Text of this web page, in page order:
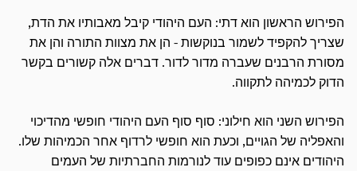
הפירוש הראשון הוא דתי: העם היהודי קיבל מאבותיו את הדת,
שצריך להקפיד לשמור בנוקשות - הן את מצוות התורה והן את
מסורת הרבנים שעברה מדור לדור. דברים אלה קשורים בקשר
הדוק לכמיהה לתקווה.
הפירוש השני הוא חילוני: סוף סוף העם היהודי חופשי מהדיכוי
והאפליה של הגויים, וכעת הוא חופשי לרדוף אחר הכמיהות שלו.
היהודים אינם כפופים עוד לנורמות החברתיות של העמים